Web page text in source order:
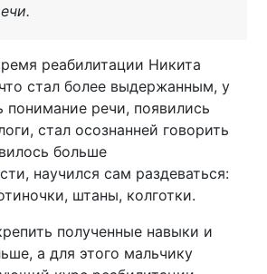
реабилитации Никита
стал более выдержанным, у
понимание речи, появились
стал осознанней говорить
больше
научился сам раздеваться:
штаны, колготки.
полученные навыки и
а для этого мальчику